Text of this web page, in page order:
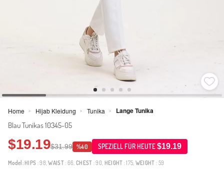
Home > Hijab Kleidung > Tunika > Lange Tunika
Blau Tunikas 10345-05
$19.19$31.99 %40 SPEZIELL FÜR HEUTE$19.19
Model: HIPS : 98,WAIST: 66,CHEST : 90, HEIGHT : 175, WEIGHT : 59